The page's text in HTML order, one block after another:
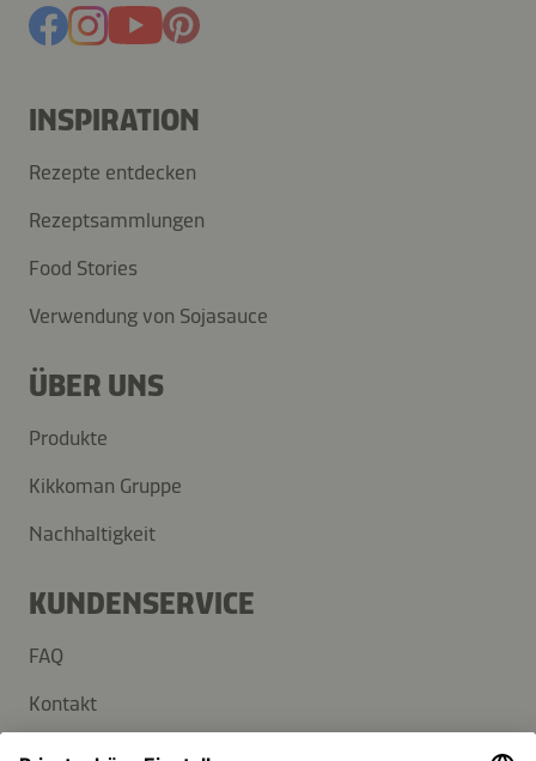
INSPIRATION
Rezepte entdecken
Rezeptsammlungen
Food Stories
Verwendung von Sojasauce
ÜBER UNS
Produkte
Kikkoman Gruppe
Nachhaltigkeit
KUNDENSERVICE
FAQ
Kontakt
Newsletter